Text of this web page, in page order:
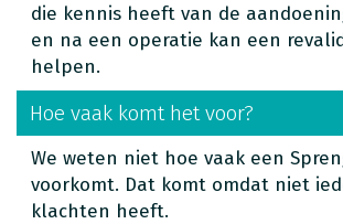
die kennis heeft van de
en na een operatie kan een
helpen.
Hoe vaak komt het voor?
We weten niet hoe vaak een
voorkomt. Dat komt omdat niet
klachten heeft.